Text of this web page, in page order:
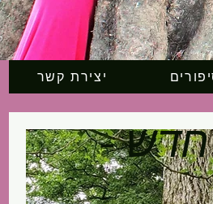
יצירת קשר
חדש -